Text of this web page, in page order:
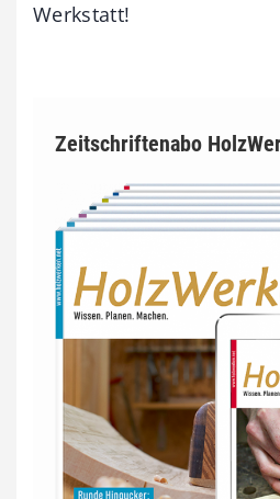
Werkstatt!
Zeitschriftenabo